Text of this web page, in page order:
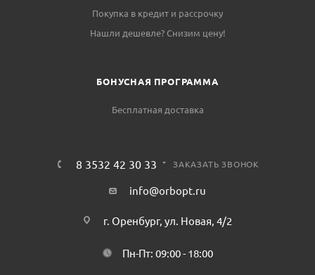
Покупка в кредит и рассрочку
Нашли дешевле? Снизим цену!
БОНУСНАЯ ПРОГРАММА
Бесплатная доставка
8 3532 42 30 33 ЗАКАЗАТЬ ЗВОНОК
info@orbopt.ru
г. Оренбург, ул. Новая, 4/2
Пн-Пт: 09:00 - 18:00